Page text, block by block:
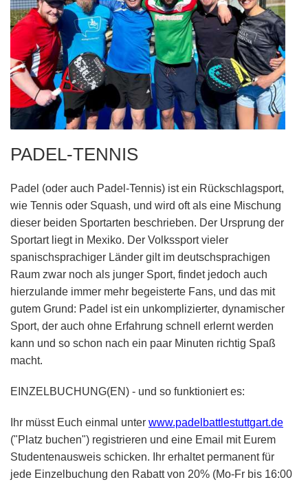
PADEL-TENNIS
Padel (oder auch Padel-Tennis) ist ein Rückschlagsport,
wie Tennis oder Squash, und wird oft als eine Mischung
dieser beiden Sportarten beschrieben. Der Ursprung der
Sportart liegt in Mexiko. Der Volkssport vieler
spanischsprachiger Länder gilt im deutschsprachigen
Raum zwar noch als junger Sport, findet jedoch auch
hierzulande immer mehr begeisterte Fans, und das mit
gutem Grund: Padel ist ein unkomplizierter, dynamischer
Sport, der auch ohne Erfahrung schnell erlernt werden
kann und so schon nach ein paar Minuten richtig Spaß
macht.
EINZELBUCHUNG(EN) - und so funktioniert es:
Ihr müsst Euch einmal unter www.padelbattlestuttgart.de
("Platz buchen") registrieren und eine Email mit Eurem
Studentenausweis schicken. Ihr erhaltet permanent für
jede Einzelbuchung den Rabatt von 20% (Mo-Fr bis 16:00